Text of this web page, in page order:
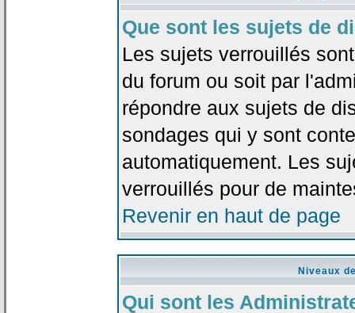
Que sont les sujets de
Les sujets verrouillés
du forum ou soit par
répondre aux sujets de
sondages qui y sont
automatiquement. Les
verrouillés pour de
Revenir en haut de page
Niveaux
Qui sont les